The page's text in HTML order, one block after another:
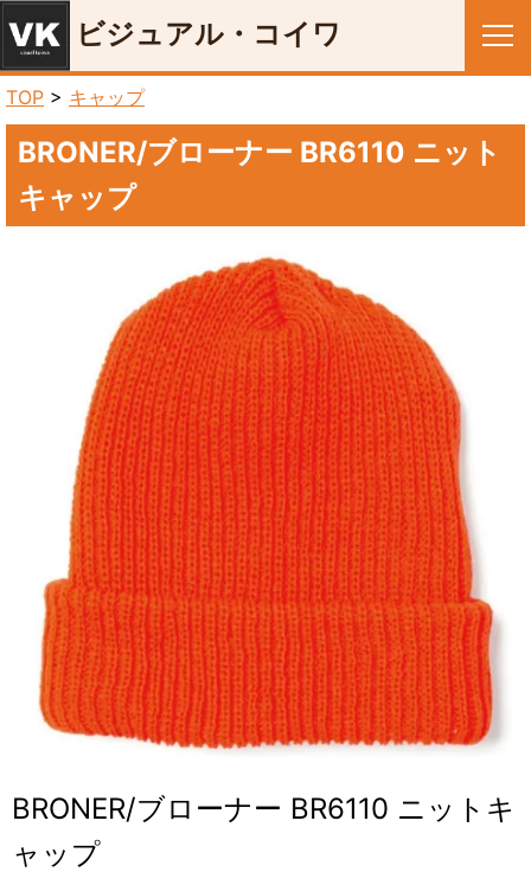
ビジュアル・コイワ
TOP > キャップ
BRONER/ブローナー BR6110 ニット
キャップ
BRONER/ブローナー BR6110 ニットキ
ャップ